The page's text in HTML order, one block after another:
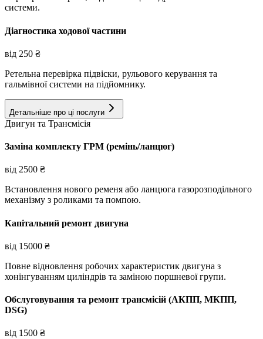
системи.
Діагностика ходової частини
від 250 ₴
Ретельна перевірка підвіски, рульового керування та
гальмівної системи на підйомнику.
Детальніше про ці послуги
Двигун та Трансмісія
Заміна комплекту ГРМ (ремінь/ланцюг)
від 2500 ₴
Встановлення нового ременя або ланцюга газорозподільного
механізму з роликами та помпою.
Капітальний ремонт двигуна
від 15000 ₴
Повне відновлення робочих характеристик двигуна з
хонінгуванням циліндрів та заміною поршневої групи.
Обслуговування та ремонт трансмісій (АКПП, МКПП,
DSG)
від 1500 ₴